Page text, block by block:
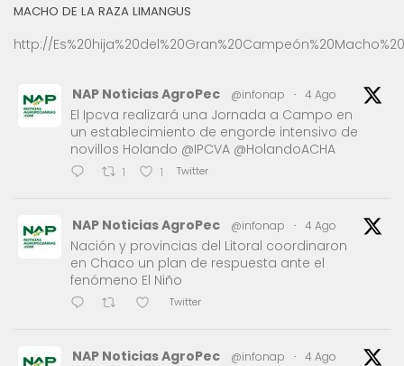
MACHO DE LA RAZA LIMANGUS
http://
NAP Noticias AgroPec @infonap · 4 Ago
El Ipcva realizará una Jornada a Campo en
un establecimiento de engorde intensivo de
novillos Holando @IPCVA @HolandoACHA
1 1 Twitter
NAP Noticias AgroPec @infonap · 4 Ago
Nación y provincias del Litoral coordinaron
en Chaco un plan de respuesta ante el
fenómeno El Niño
Twitter
NAP Noticias AgroPec @infonap · 4 Ago